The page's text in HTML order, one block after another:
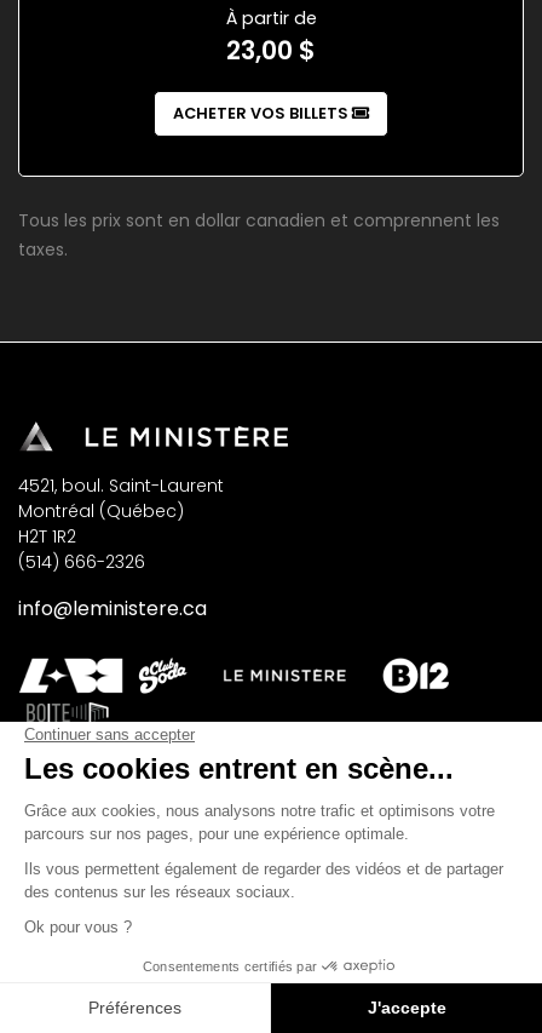
À partir de
23,00 $
ACHETER VOS BILLETS
Tous les prix sont en dollar canadien et comprennent les
taxes.
4521, boul. Saint-Laurent
Montréal (Québec)
H2T 1R2
(514) 666-2326
info@leministere.ca
INSCRIVEZ-VOUS À NOTRE INFOLETTRE
M'INSCRIRE
©2026 Les Productions Le Ministère. Tous droits réservés.